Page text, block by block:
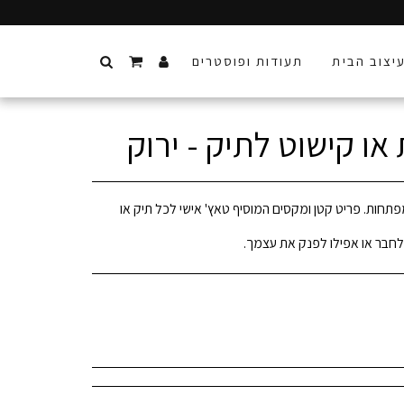
עיצוב הבית תעודות ופוסטרים
קישוט לתיק - ירוק
פריט קטן ומקסים המוסיף טאץ' אישי לכל תיק או
או אפילו לפנק את עצמך.